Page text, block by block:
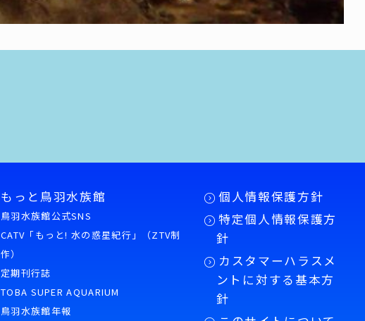
もっと鳥羽水族館
鳥羽水族館公式SNS
CATV「もっと! 水の惑星紀行」（ZTV制
作）
定期刊行誌
TOBA SUPER AQUARIUM
鳥羽水族館年報
個人情報保護方針
特定個人情報保護方
針
カスタマーハラスメ
ントに対する基本方
針